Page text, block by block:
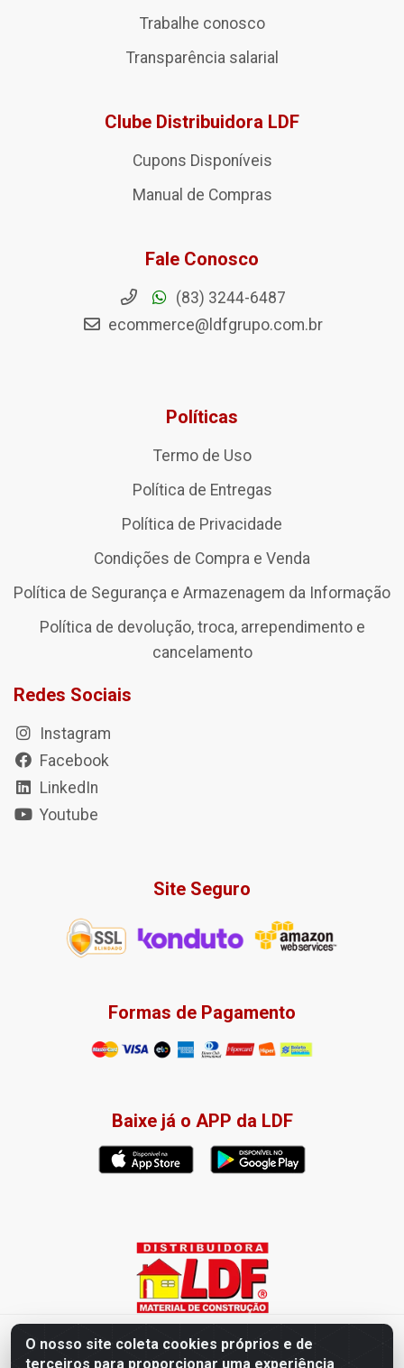
O nosso site coleta cookies próprios e de
terceiros para proporcionar uma experiência
Trabalhe conosco
Transparência salarial
Clube Distribuidora LDF
Cupons Disponíveis
Manual de Compras
Fale Conosco
(83) 3244-6487
ecommerce@ldfgrupo.com.br
Políticas
Termo de Uso
Política de Entregas
Política de Privacidade
Condições de Compra e Venda
Política de Segurança e Armazenagem da Informação
Política de devolução, troca, arrependimento e
cancelamento
Redes Sociais
Instagram
Facebook
LinkedIn
Youtube
Site Seguro
Formas de Pagamento
Baixe já o APP da LDF
Distribuidora LDF - Av. Presidente Tancredo Neves, 203 – Bairro
dos Ipês, João Pessoa / PB - CEP 58028-840 - CNPJ